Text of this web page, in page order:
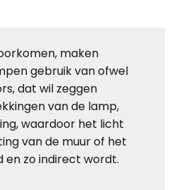
maken
gebruik van ofwel
dat wil zeggen
van de lamp,
waardoor het licht
van de muur of het
en zo indirect wordt.